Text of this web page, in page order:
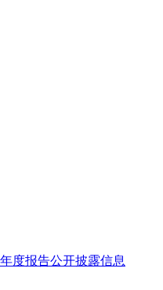
度报告公开披露信息